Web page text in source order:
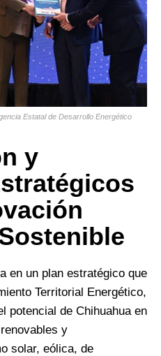
Estatal de Desarrollo Energético
y
en un plan estratégico que
Territorial Energético,
potencial de Chihuahua en
y
solar, eólica, de